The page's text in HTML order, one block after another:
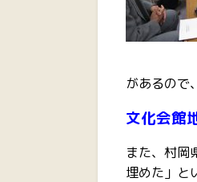
があるので
文化会館
また、村岡
埋めた」と